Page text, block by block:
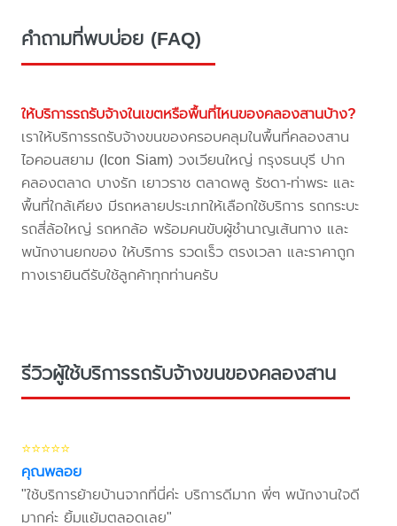
คำถามที่พบบ่อย (FAQ)
ให้บริการรถรับจ้างในเขตหรือพื้นที่ไหนของคลองสานบ้าง?
เราให้บริการรถรับจ้างขนของครอบคลุมในพื้นที่คลองสาน
ไอคอนสยาม (Icon Siam) วงเวียนใหญ่ กรุงธนบุรี ปาก
คลองตลาด บางรัก เยาวราช ตลาดพลู รัชดา-ท่าพระ และ
พื้นที่ใกล้เคียง มีรถหลายประเภทให้เลือกใช้บริการ รถกระบะ
รถสี่ล้อใหญ่ รถหกล้อ พร้อมคนขับผู้ชำนาญเส้นทาง และ
พนักงานยกของ ให้บริการ รวดเร็ว ตรงเวลา และราคาถูก
ทางเรายินดีรับใช้ลูกค้าทุกท่านครับ
รีวิวผู้ใช้บริการรถรับจ้างขนของคลองสาน
⭐⭐⭐⭐⭐
คุณพลอย
"ใช้บริการย้ายบ้านจากที่นี่ค่ะ บริการดีมาก พี่ๆ พนักงานใจดี
มากค่ะ ยิ้มแย้มตลอดเลย"